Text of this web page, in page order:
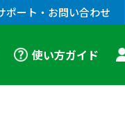
ポート・お問い合わせ
使い方ガイド